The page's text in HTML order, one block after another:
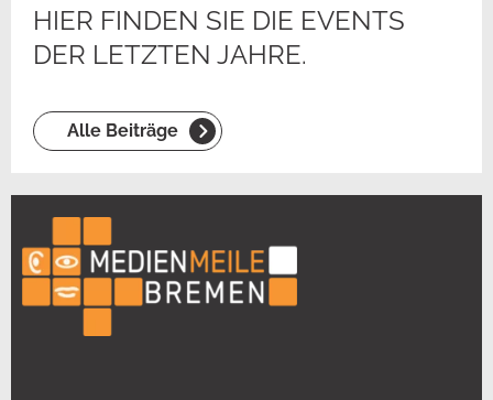
HIER FINDEN SIE DIE EVENTS
DER LETZTEN JAHRE.
Alle Beiträge